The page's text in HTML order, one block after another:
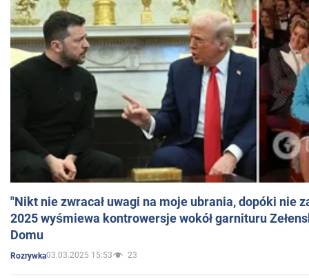
"Nikt nie zwracał uwagi na moje ubrania, dopóki nie
2025 wyśmiewa kontrowersje wokół garnituru
Domu
Rozrywka03.03.2025 15:53 23